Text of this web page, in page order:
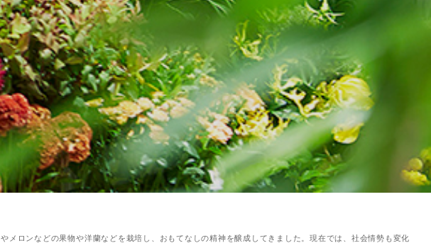
ロンなどの果物や洋蘭などを栽培し、おもてなしの精神を醸成してきました。現在では、社会情勢も変化